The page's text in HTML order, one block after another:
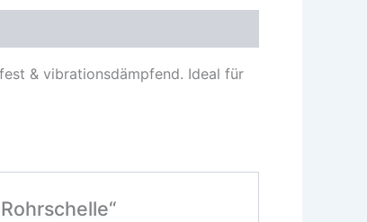
& vibrationsdämpfend. Ideal für